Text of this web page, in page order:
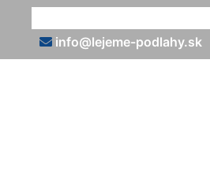
info@lejeme-podlahy.sk